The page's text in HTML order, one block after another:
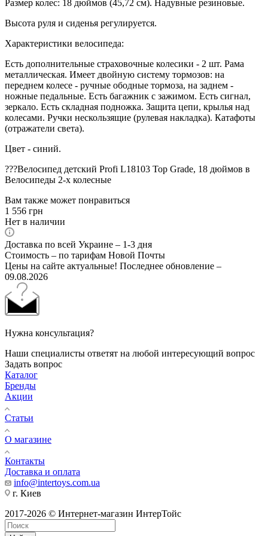
Размер колес: 18 дюймов (45,72 см). Надувные резиновые.
Высота руля и сиденья регулируется.
Характеристики велосипеда:
Есть дополнительные страховочные колесики - 2 шт. Рама
металлическая. Имеет двойную систему тормозов: на
переднем колесе - ручные ободные тормоза, на заднем -
ножные педальные. Есть багажник с зажимом. Есть сигнал,
зеркало. Есть складная подножка. Защита цепи, крылья над
колесами. Ручки нескользящие (рулевая накладка). Катафоты
(отражатели света).
Цвет - синий.
???Велосипед детский Profi L18103 Top Grade, 18 дюймов в
Велосипеды 2-х колесные
Вам также может понравиться
1 556 грн
Нет в наличии
Доставка по всей Украине – 1-3 дня
Стоимость – по тарифам Новой Почты
Цены на сайте актуальные! Последнее обновление –
09.08.2026
Нужна консультация?
Наши специалисты ответят на любой интересующий вопрос
Задать вопрос
Каталог
Бренды
Акции
Статьи
О магазине
Контакты
Доставка и оплата
info@intertoys.com.ua
г. Киев
2017-2026 © Интернет-магазин ИнтерТойс